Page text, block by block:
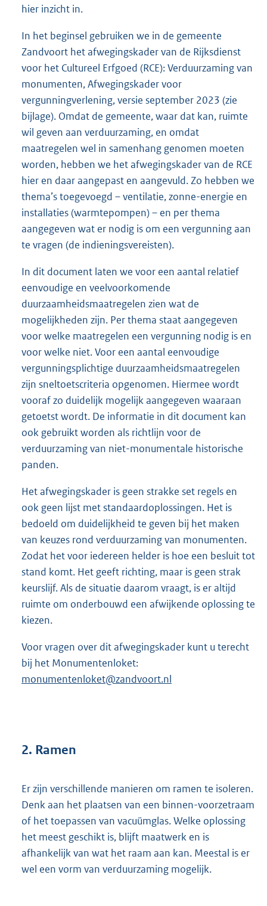
hier inzicht in.
In het beginsel gebruiken we in de gemeente
Zandvoort het afwegingskader van de Rijksdienst
voor het Cultureel Erfgoed (RCE): Verduurzaming van
monumenten, Afwegingskader voor
vergunningverlening, versie september 2023 (zie
bijlage). Omdat de gemeente, waar dat kan, ruimte
wil geven aan verduurzaming, en omdat
maatregelen wel in samenhang genomen moeten
worden, hebben we het afwegingskader van de RCE
hier en daar aangepast en aangevuld. Zo hebben we
thema’s toegevoegd – ventilatie, zonne-energie en
installaties (warmtepompen) – en per thema
aangegeven wat er nodig is om een vergunning aan
te vragen (de indieningsvereisten).
In dit document laten we voor een aantal relatief
eenvoudige en veelvoorkomende
duurzaamheidsmaatregelen zien wat de
mogelijkheden zijn. Per thema staat aangegeven
voor welke maatregelen een vergunning nodig is en
voor welke niet. Voor een aantal eenvoudige
vergunningsplichtige duurzaamheidsmaatregelen
zijn sneltoetscriteria opgenomen. Hiermee wordt
vooraf zo duidelijk mogelijk aangegeven waaraan
getoetst wordt. De informatie in dit document kan
ook gebruikt worden als richtlijn voor de
verduurzaming van niet-monumentale historische
panden.
Het afwegingskader is geen strakke set regels en
ook geen lijst met standaardoplossingen. Het is
bedoeld om duidelijkheid te geven bij het maken
van keuzes rond verduurzaming van monumenten.
Zodat het voor iedereen helder is hoe een besluit tot
stand komt. Het geeft richting, maar is geen strak
keurslijf. Als de situatie daarom vraagt, is er altijd
ruimte om onderbouwd een afwijkende oplossing te
kiezen.
Voor vragen over dit afwegingskader kunt u terecht
bij het Monumentenloket:
monumentenloket@zandvoort.nl
2. Ramen
Er zijn verschillende manieren om ramen te isoleren.
Denk aan het plaatsen van een binnen-voorzetraam
of het toepassen van vacuümglas. Welke oplossing
het meest geschikt is, blijft maatwerk en is
afhankelijk van wat het raam aan kan. Meestal is er
wel een vorm van verduurzaming mogelijk.